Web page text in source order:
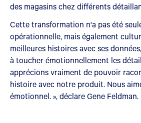
des magasins chez différents
Cette transformation n'a pas été
opérationnelle, mais également
meilleures histoires avec ses
à toucher émotionnellement les
apprécions vraiment de pouvoir
histoire avec notre produit. Nous
émotionnel. », déclare Gene Feldman.